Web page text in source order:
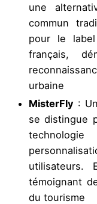
une
commun
pour le
français,
urbaine
MisterFly :
se distingue
utilisateurs.
témoignant
du tourisme